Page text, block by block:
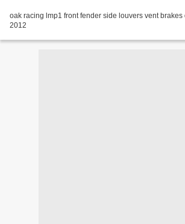
oak racing lmp1 front fender side louvers vent
2012